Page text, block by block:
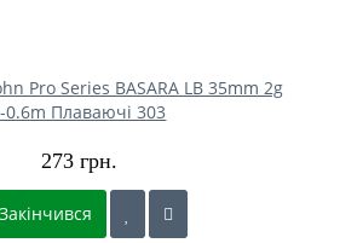
Pro Series BASARA LB 35mm 2g
0.6m Плаваючі 303
273 грн.
Закінчився